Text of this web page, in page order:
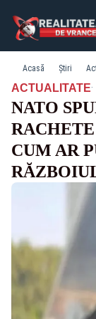
Acasă Știri
ACTUALITATE·
NATO
CUM AR